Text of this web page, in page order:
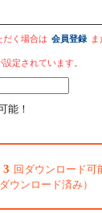
く場合は 会員登録
定されています。
能！
3 回ダウンロード可
ダウンロード済み）